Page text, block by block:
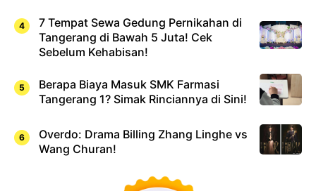
7 Tempat Sewa Gedung Pernikahan di
Tangerang di Bawah 5 Juta! Cek
Sebelum Kehabisan!
Berapa Biaya Masuk SMK Farmasi
Tangerang 1? Simak Rinciannya di Sini!
Overdo: Drama Billing Zhang Linghe vs
Wang Churan!